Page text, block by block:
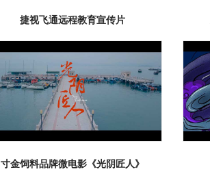
捷视飞通远程教育宣传片
寸金饲料品牌微电影《光阴匠人》